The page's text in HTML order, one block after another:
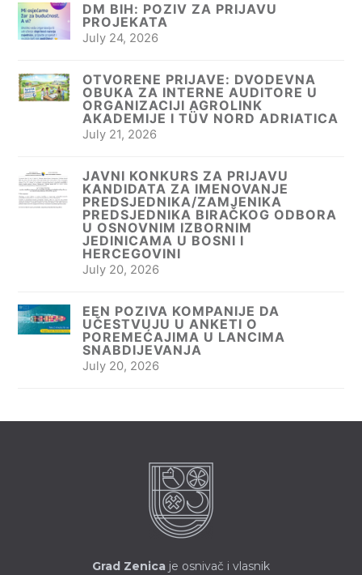
DM BIH: POZIV ZA PRIJAVU
PROJEKATA
July 24, 2026
OTVORENE PRIJAVE: DVODEVNA
OBUKA ZA INTERNE AUDITORE U
ORGANIZACIJI AGROLINK
AKADEMIJE I TÜV NORD ADRIATICA
July 21, 2026
JAVNI KONKURS ZA PRIJAVU
KANDIDATA ZA IMENOVANJE
PREDSJEDNIKA/ZAMJENIKA
PREDSJEDNIKA BIRAČKOG ODBORA
U OSNOVNIM IZBORNIM
JEDINICAMA U BOSNI I
HERCEGOVINI
July 20, 2026
EEN POZIVA KOMPANIJE DA
UČESTVUJU U ANKETI O
POREMEĆAJIMA U LANCIMA
SNABDIJEVANJA
July 20, 2026
Grad Zenica je osnivač i vlasnik